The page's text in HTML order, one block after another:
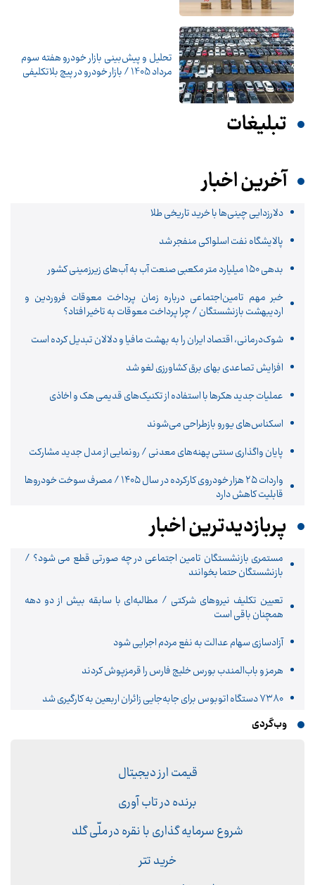
تحلیل و پیش‌بینی بازار خودرو هفته سوم
مرداد 1405 / بازار خودرو در پیچ بلاتکلیفی
تبلیغات
آخرین اخبار
دلارزدایی چینی‌ها با خرید تاریخی طلا
پالایشگاه نفت اسلواکی منفجر شد
بدهی ۱۵۰ میلیارد متر مکعبی صنعت آب به آب‌های زیرزمینی کشور
خبر مهم تامین‌اجتماعی درباره زمان پرداخت معوقات فروردین و
اردیبهشت بازنشستگان / چرا پرداخت معوقات به تاخیر افتاد؟
شوک‌درمانی، اقتصاد ایران را به بهشت مافیا و دلالان تبدیل کرده است
افزایش تصاعدی بهای برق کشاورزی لغو شد
عملیات جدید هکرها با استفاده از تکنیک‌های قدیمی هک و اخاذی
اسکناس‌های یورو بازطراحی می‌شوند
پایان واگذاری‌ سنتی پهنه‌های معدنی / رونمایی از مدل جدید مشارکت
واردات ۲۵ هزار خودروی کارکرده در سال ۱۴۰۵ / مصرف سوخت خودرو‌ها
قابلیت کاهش دارد
پربازدیدترین اخبار
مستمری بازنشستگان تامین اجتماعی در چه صورتی قطع می شود؟ /
بازنشستگان حتما بخوانند
تعیین تکلیف نیروهای شرکتی / مطالبه‌ای با سابقه بیش از دو دهه
همچنان باقی است
آزادسازی سهام عدالت به نفع مردم اجرایی شود
هرمز و باب‌المندب بورس خلیج فارس را قرمزپوش کردند
۷۳۸۰ دستگاه اتوبوس برای جابه‌جایی زائران اربعین به‌ کارگیری شد
وب‌گردی
قیمت ارز دیجیتال
برنده در تاب آوری
شروع سرمایه گذاری با نقره در ملّی گلد
خرید تتر